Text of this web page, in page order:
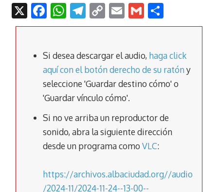
X F
ac
b
o
o
k
W
h
s
A
p
p
T
el
gr
a
m
C
o
y
Li
n
k
E
m
l
G
m
l
o
p
ar
tir
Si desea descargar el audio, haga click
aquí con el botón derecho de su ratóny
seleccione 'Guardar destino cómo' o
'Guardar vínculo cómo'.
Si no ve arriba un reproductor de
sonido, abra la siguiente dirección
desde un programa como VLC:
https://archivos.albaciudad.org//audio
/2024-11/2024-11-24--13-00--